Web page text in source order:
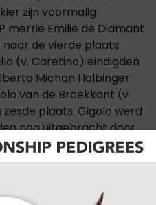
zijn voormalig
merrie Emilie de Diamant
naar de vierde plaats.
(v. Caretino) eindigden
Michan Halbinger
van de Broekkant (v.
plaats. Gigolo werd
nog uitgebracht door